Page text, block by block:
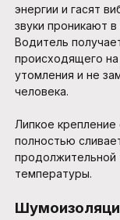
энергии и гасят
звуки проникают
Водитель
происходящего
утомления и не
человека.
Липкое
полностью
продолжительной
температуры.